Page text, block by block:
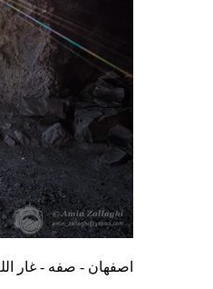
اصفهان - صفه - غار الله